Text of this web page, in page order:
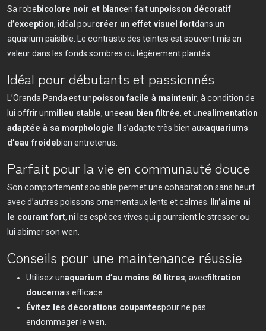
Sa robebicolore noir et blancen fait unpoisson décoratif
d’exception, idéal pourcréer un effet visuel fortdans un
aquarium paisible. Le contraste des teintes est souvent mis en
valeur dans les fonds sombres ou légèrement plantés.
Idéal pour débutants et passionnés
L’Oranda Panda est unpoisson facile à maintenir, à condition de
lui offrir unmilieu stable, uneeau bien filtrée, et unealimentation
adaptée à sa morphologie. Il s’adapte très bien auxaquariums
d’eau froidebien entretenus.
Parfait pour la vie en communauté douce
Son comportement sociable permet une cohabitation sans heurt
avec d’autres poissons ornementaux lents et calmes. Il n’aime ni
le courant fort, ni les espèces vives qui pourraient le stresser ou
lui abîmer son wen.
Conseils pour une maintenance réussie
Utilisez unaquarium d’au moins 60 litres, avecfiltration
doucemais efficace.
Évitez les décorations coupantespour ne pas
endommager le wen.